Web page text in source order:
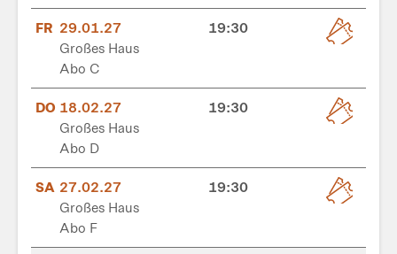
FR 29.01.27
19:30
Großes Haus
Abo C
DO 18.02.27
19:30
Großes Haus
Abo D
SA 27.02.27
19:30
Großes Haus
Abo F